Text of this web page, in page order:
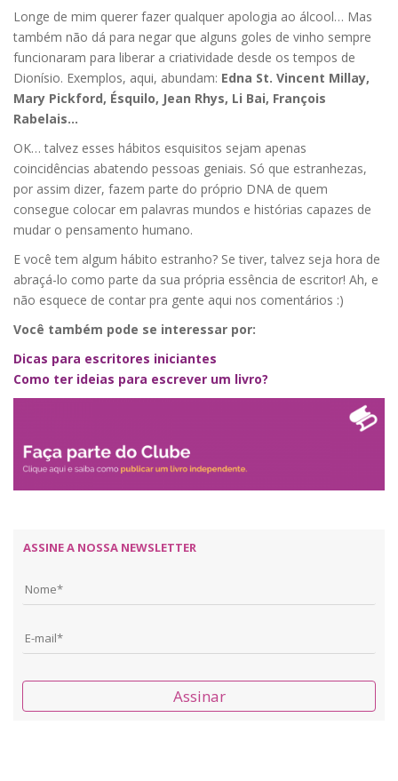
Longe de mim querer fazer qualquer apologia ao álcool… Mas
também não dá para negar que alguns goles de vinho sempre
funcionaram para liberar a criatividade desde os tempos de
Dionísio. Exemplos, aqui, abundam: Edna St. Vincent Millay,
Mary Pickford, Ésquilo, Jean Rhys, Li Bai, François
Rabelais…
OK… talvez esses hábitos esquisitos sejam apenas
coincidências abatendo pessoas geniais. Só que estranhezas,
por assim dizer, fazem parte do próprio DNA de quem
consegue colocar em palavras mundos e histórias capazes de
mudar o pensamento humano.
E você tem algum hábito estranho? Se tiver, talvez seja hora de
abraçá-lo como parte da sua própria essência de escritor! Ah, e
não esquece de contar pra gente aqui nos comentários :)
Você também pode se interessar por:
Dicas para escritores iniciantes
Como ter ideias para escrever um livro?
ASSINE A NOSSA NEWSLETTER
Assinar